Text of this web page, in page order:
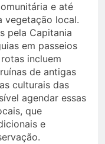
e até
vegetação local.
pela Capitania
em passeios
incluem
de antigas
culturais das
agendar essas
que
e